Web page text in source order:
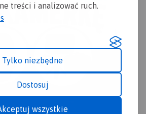
treści i analizować ruch.
Tylko niezbędne
Dostosuj
wszystkie